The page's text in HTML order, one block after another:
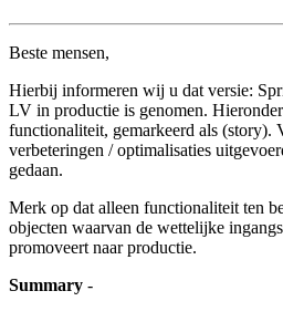
Beste mensen,
Hierbij informeren wij u dat versie:
LV in productie is genomen.
functionaliteit, gemarkeerd als (story).
verbeteringen / optimalisaties
gedaan.
Merk op dat alleen functionaliteit ten
objecten waarvan de wettelijke
promoveert naar productie.
Summary -